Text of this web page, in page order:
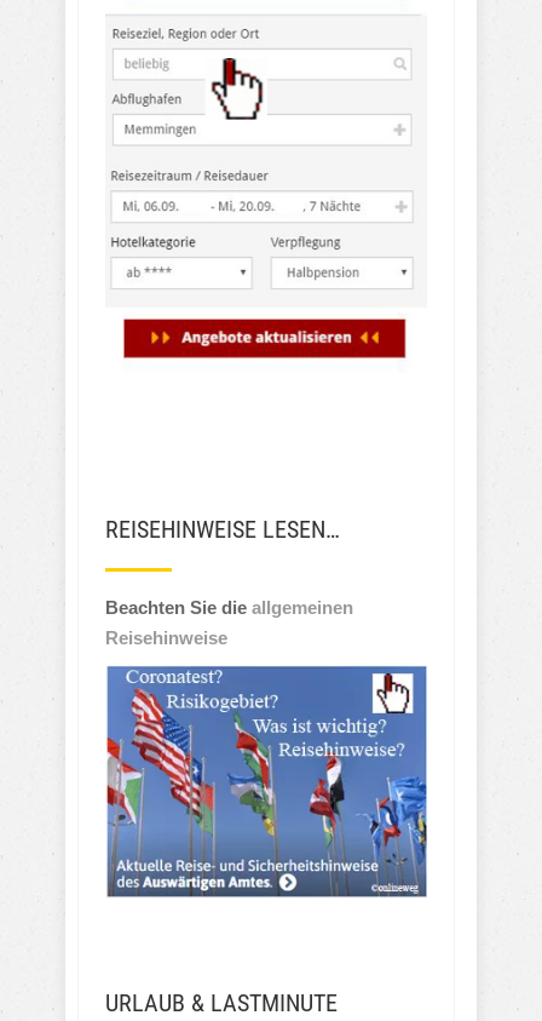
REISEHINWEISE LESEN…
Beachten Sie die allgemeinen
Reisehinweise
URLAUB & LASTMINUTE